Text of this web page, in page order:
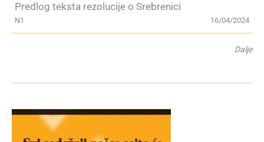
Predlog teksta rezolucije o Srebrenici
16/04/2024
N1
Dalje